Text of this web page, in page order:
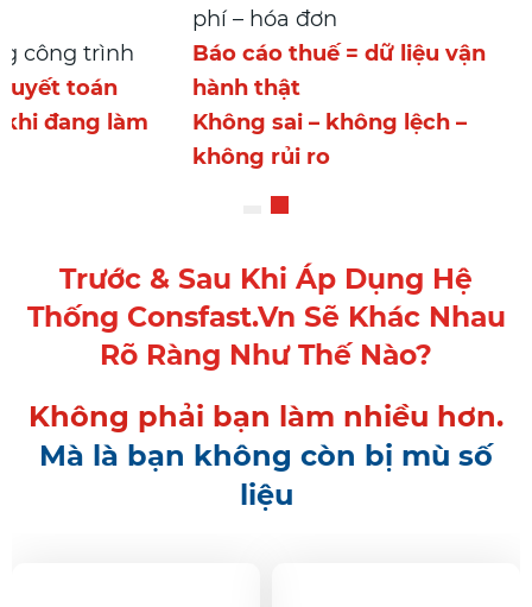
từng công trình
đợi quyết toán
khi đang làm
phí – hóa đơn
Báo cáo thuế = dữ liệu
hành thật
Không sai – không lệch –
không rủi ro
Trước & Sau Khi Áp Dụng Hệ
Thống Consfast.vn Sẽ Khác Nhau
Rõ Ràng Như Thế Nào?
Không phải bạn làm nhiều hơn.
Mà là bạn không còn bị mù số
liệu